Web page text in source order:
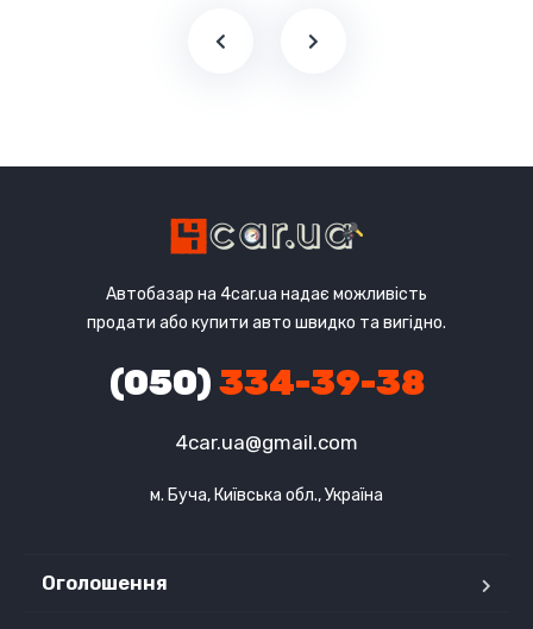
Автобазар на 4car.ua надає можливість
продати або купити авто швидко та вигідно.
(050)334-39-38
4car.ua@gmail.com
м. Буча, Київська обл., Україна
Оголошення